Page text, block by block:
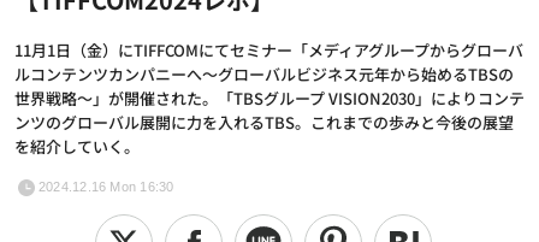
11月1日（金）にTIFFCOMにてセミナー「メディアグループからグローバ
ルコンテンツカンパニーへ～グローバルビジネス元年から始めるTBSの
世界戦略～」が開催された。「TBSグループ VISION2030」によりコンテ
ンツのグローバル展開に力を入れるTBS。これまでの歩みと今後の展望
を紹介していく。
2024.12.16 Mon 16:30